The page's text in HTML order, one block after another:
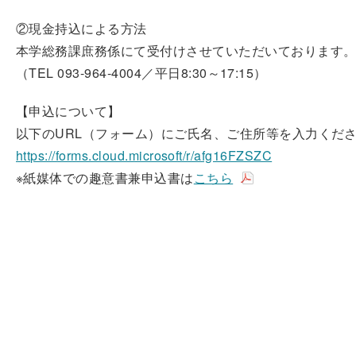
②現金持込による方法
本学総務課庶務係にて受付けさせていただいております。
（TEL 093-964-4004／平日8:30～17:15）
【申込について】
以下のURL（フォーム）にご氏名、ご住所等を入力くださ
https://forms.cloud.microsoft/r/afg16FZSZC
※紙媒体での趣意書兼申込書はこちら